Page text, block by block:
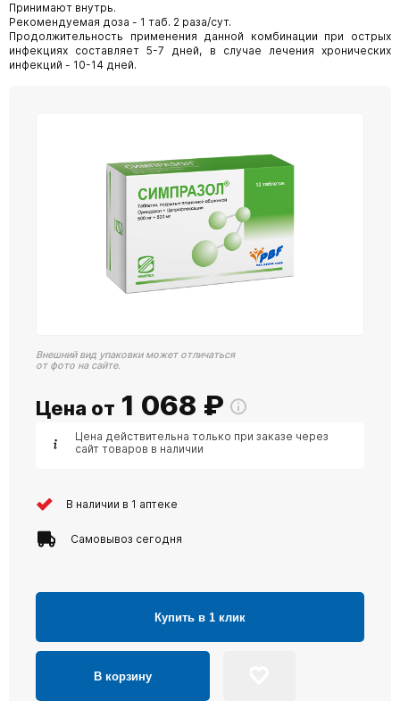
Принимают внутрь.
Рекомендуемая доза - 1 таб. 2 раза/сут.
Продолжительность применения данной комбинации при острых
инфекциях составляет 5-7 дней, в случае лечения хронических
инфекций - 10-14 дней.
Внешний вид упаковки может отличаться
от фото на сайте.
Цена от 1 068 ₽
Цена действительна только при заказе через
сайт товаров в наличии
В наличии в 1 аптеке
Самовывоз сегодня
Купить в 1 клик
В корзину